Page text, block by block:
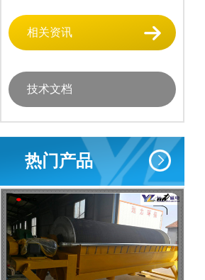
相关资讯
技术文档
热门产品